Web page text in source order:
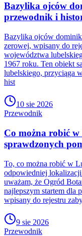
Bazylika ojców
przewodnik i
Bazylika ojców
zerowej, wpisany do
województwa
1967 roku. Ten obiekt
lubelskiego, przyciąga
hist
10 sie 2026
Przewodnik
Co można robić
sprawdzonych
To, co można robić w
odpowiedniej
uważam, że Ogród
najlepszym startem dla
wpisany do rejestru
9 sie 2026
Przewodnik